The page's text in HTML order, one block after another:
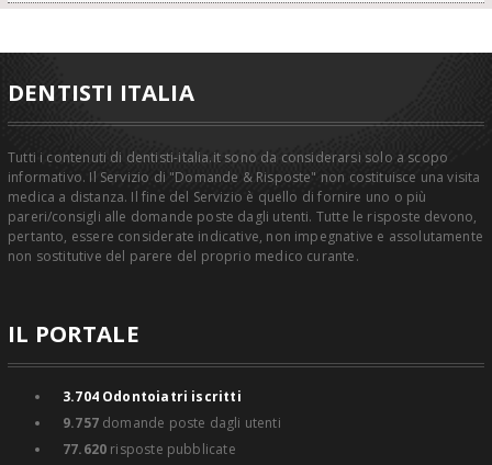
DENTISTI ITALIA
Tutti i contenuti di dentisti-italia.it sono da considerarsi solo a scopo
informativo. Il Servizio di "Domande & Risposte" non costituisce una visita
medica a distanza. Il fine del Servizio è quello di fornire uno o più
pareri/consigli alle domande poste dagli utenti. Tutte le risposte devono,
pertanto, essere considerate indicative, non impegnative e assolutamente
non sostitutive del parere del proprio medico curante.
IL PORTALE
3.704Odontoiatri iscritti
9.757domande poste dagli utenti
77.620 risposte pubblicate